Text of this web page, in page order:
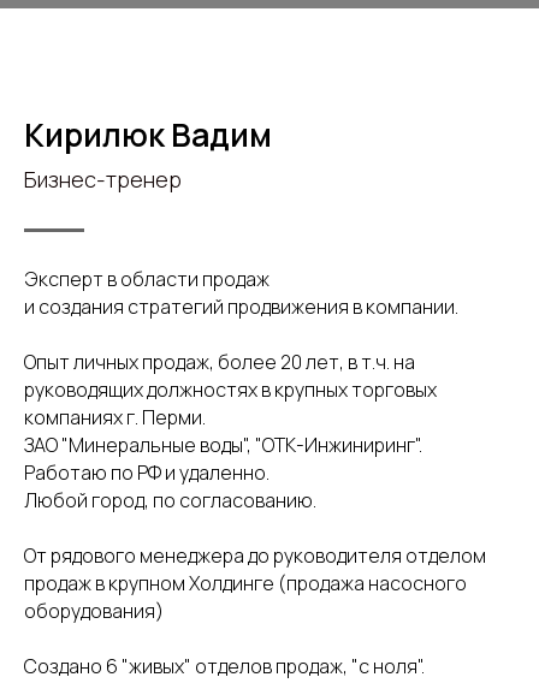
Кирилюк Вадим
Бизнес-тренер
Эксперт в области продаж
и создания стратегий продвижения в компании.
Опыт личных продаж, более 20 лет, в т.ч. на
руководящих должностях в крупных торговых
компаниях г. Перми.
ЗАО "Минеральные воды", "ОТК-Инжиниринг".
Работаю по РФ и удаленно.
Любой город, по согласованию.
От рядового менеджера до руководителя отделом
продаж в крупном Холдинге (продажа насосного
оборудования)
Создано 6 "живых" отделов продаж, "с ноля".